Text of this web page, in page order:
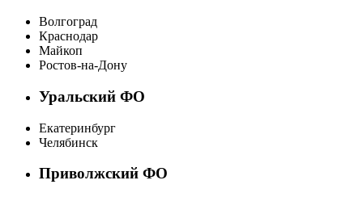
Волгоград
Краснодар
Майкоп
Ростов-на-Дону
Уральский ФО
Екатеринбург
Челябинск
Приволжский ФО